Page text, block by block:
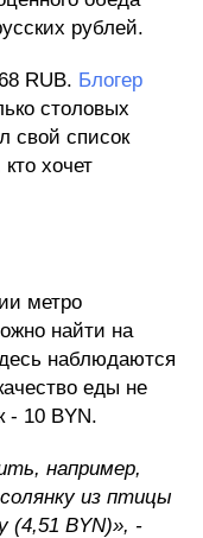
рублей.
RUB. Блогер
столовых
свой список
хочет
метро
найти на
наблюдаются
еды не
- 10 BYN.
например,
из птицы
(4,51 BYN)», -